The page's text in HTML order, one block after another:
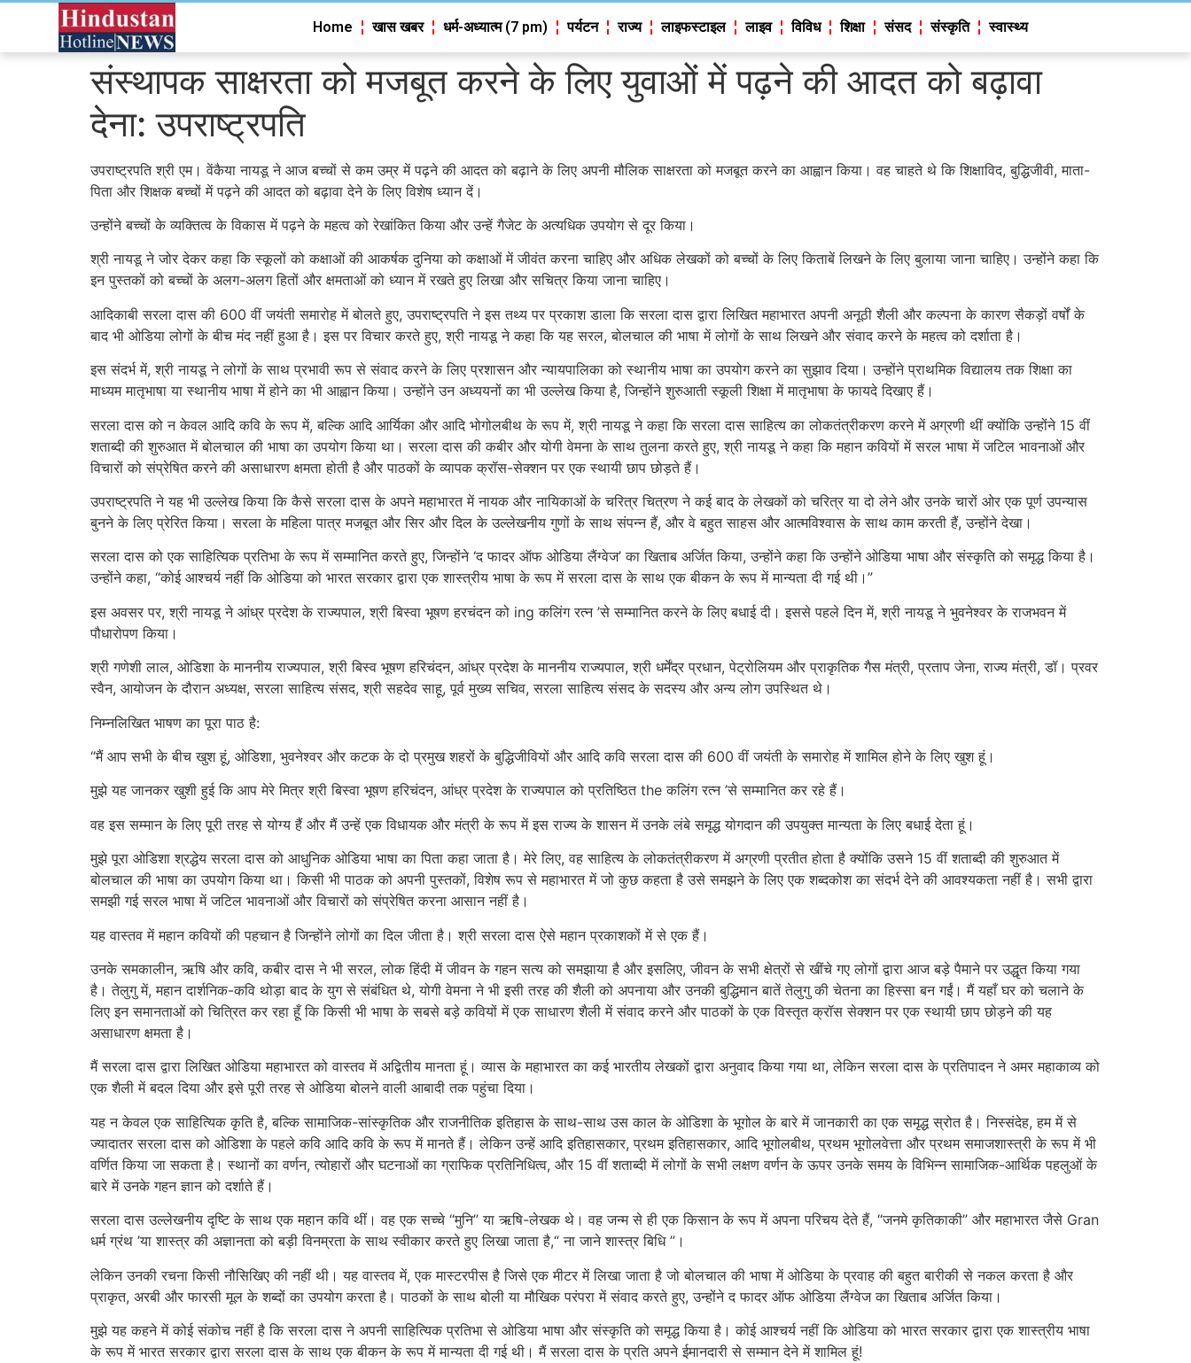
Home खास खबर धर्म-अध्यात्म (7 pm) पर्यटन राज्य लाइफस्टाइल लाइव विविध शिक्षा संसद संस्कृति स्वास्थ्य
संस्थापक साक्षरता को मजबूत करने के लिए युवाओं में पढ़ने की आदत को बढ़ावा
देना: उपराष्ट्रपति
उपराष्ट्रपति श्री एम। वेंकैया नायडू ने आज बच्चों से कम उम्र में पढ़ने की आदत को बढ़ाने के लिए अपनी मौलिक साक्षरता को मजबूत करने का आह्वान किया। वह चाहते थे कि शिक्षाविद, बुद्धिजीवी, माता-
पिता और शिक्षक बच्चों में पढ़ने की आदत को बढ़ावा देने के लिए विशेष ध्यान दें।
उन्होंने बच्चों के व्यक्तित्व के विकास में पढ़ने के महत्व को रेखांकित किया और उन्हें गैजेट के अत्यधिक उपयोग से दूर किया।
श्री नायडू ने जोर देकर कहा कि स्कूलों को कक्षाओं की आकर्षक दुनिया को कक्षाओं में जीवंत करना चाहिए और अधिक लेखकों को बच्चों के लिए किताबें लिखने के लिए बुलाया जाना चाहिए। उन्होंने कहा कि
इन पुस्तकों को बच्चों के अलग-अलग हितों और क्षमताओं को ध्यान में रखते हुए लिखा और सचित्र किया जाना चाहिए।
आदिकाबी सरला दास की 600 वीं जयंती समारोह में बोलते हुए, उपराष्ट्रपति ने इस तथ्य पर प्रकाश डाला कि सरला दास द्वारा लिखित महाभारत अपनी अनूठी शैली और कल्पना के कारण सैकड़ों वर्षों के
बाद भी ओडिया लोगों के बीच मंद नहीं हुआ है। इस पर विचार करते हुए, श्री नायडू ने कहा कि यह सरल, बोलचाल की भाषा में लोगों के साथ लिखने और संवाद करने के महत्व को दर्शाता है।
इस संदर्भ में, श्री नायडू ने लोगों के साथ प्रभावी रूप से संवाद करने के लिए प्रशासन और न्यायपालिका को स्थानीय भाषा का उपयोग करने का सुझाव दिया। उन्होंने प्राथमिक विद्यालय तक शिक्षा का
माध्यम मातृभाषा या स्थानीय भाषा में होने का भी आह्वान किया। उन्होंने उन अध्ययनों का भी उल्लेख किया है, जिन्होंने शुरुआती स्कूली शिक्षा में मातृभाषा के फायदे दिखाए हैं।
सरला दास को न केवल आदि कवि के रूप में, बल्कि आदि आर्यिका और आदि भोगोलबीथ के रूप में, श्री नायडू ने कहा कि सरला दास साहित्य का लोकतंत्रीकरण करने में अग्रणी थीं क्योंकि उन्होंने 15 वीं
शताब्दी की शुरुआत में बोलचाल की भाषा का उपयोग किया था। सरला दास की कबीर और योगी वेमना के साथ तुलना करते हुए, श्री नायडू ने कहा कि महान कवियों में सरल भाषा में जटिल भावनाओं और
विचारों को संप्रेषित करने की असाधारण क्षमता होती है और पाठकों के व्यापक क्रॉस-सेक्शन पर एक स्थायी छाप छोड़ते हैं।
उपराष्ट्रपति ने यह भी उल्लेख किया कि कैसे सरला दास के अपने महाभारत में नायक और नायिकाओं के चरित्र चित्रण ने कई बाद के लेखकों को चरित्र या दो लेने और उनके चारों ओर एक पूर्ण उपन्यास
बुनने के लिए प्रेरित किया। सरला के महिला पात्र मजबूत और सिर और दिल के उल्लेखनीय गुणों के साथ संपन्न हैं, और वे बहुत साहस और आत्मविश्वास के साथ काम करती हैं, उन्होंने देखा।
सरला दास को एक साहित्यिक प्रतिभा के रूप में सम्मानित करते हुए, जिन्होंने ‘द फादर ऑफ ओडिया लैंग्वेज’ का खिताब अर्जित किया, उन्होंने कहा कि उन्होंने ओडिया भाषा और संस्कृति को समृद्ध किया है।
उन्होंने कहा, “कोई आश्चर्य नहीं कि ओडिया को भारत सरकार द्वारा एक शास्त्रीय भाषा के रूप में सरला दास के साथ एक बीकन के रूप में मान्यता दी गई थी।”
इस अवसर पर, श्री नायडू ने आंध्र प्रदेश के राज्यपाल, श्री बिस्वा भूषण हरचंदन को ing कलिंग रत्न ’से सम्मानित करने के लिए बधाई दी। इससे पहले दिन में, श्री नायडू ने भुवनेश्वर के राजभवन में
पौधारोपण किया।
श्री गणेशी लाल, ओडिशा के माननीय राज्यपाल, श्री बिस्व भूषण हरिचंदन, आंध्र प्रदेश के माननीय राज्यपाल, श्री धर्मेंद्र प्रधान, पेट्रोलियम और प्राकृतिक गैस मंत्री, प्रताप जेना, राज्य मंत्री, डॉ। प्रवर
स्वैन, आयोजन के दौरान अध्यक्ष, सरला साहित्य संसद, श्री सहदेव साहू, पूर्व मुख्य सचिव, सरला साहित्य संसद के सदस्य और अन्य लोग उपस्थित थे।
निम्नलिखित भाषण का पूरा पाठ है:
“मैं आप सभी के बीच खुश हूं, ओडिशा, भुवनेश्वर और कटक के दो प्रमुख शहरों के बुद्धिजीवियों और आदि कवि सरला दास की 600 वीं जयंती के समारोह में शामिल होने के लिए खुश हूं।
मुझे यह जानकर खुशी हुई कि आप मेरे मित्र श्री बिस्वा भूषण हरिचंदन, आंध्र प्रदेश के राज्यपाल को प्रतिष्ठित the कलिंग रत्न ’से सम्मानित कर रहे हैं।
वह इस सम्मान के लिए पूरी तरह से योग्य हैं और मैं उन्हें एक विधायक और मंत्री के रूप में इस राज्य के शासन में उनके लंबे समृद्ध योगदान की उपयुक्त मान्यता के लिए बधाई देता हूं।
मुझे पूरा ओडिशा श्रद्धेय सरला दास को आधुनिक ओडिया भाषा का पिता कहा जाता है। मेरे लिए, वह साहित्य के लोकतंत्रीकरण में अग्रणी प्रतीत होता है क्योंकि उसने 15 वीं शताब्दी की शुरुआत में
बोलचाल की भाषा का उपयोग किया था। किसी भी पाठक को अपनी पुस्तकों, विशेष रूप से महाभारत में जो कुछ कहता है उसे समझने के लिए एक शब्दकोश का संदर्भ देने की आवश्यकता नहीं है। सभी द्वारा
समझी गई सरल भाषा में जटिल भावनाओं और विचारों को संप्रेषित करना आसान नहीं है।
यह वास्तव में महान कवियों की पहचान है जिन्होंने लोगों का दिल जीता है। श्री सरला दास ऐसे महान प्रकाशकों में से एक हैं।
उनके समकालीन, ऋषि और कवि, कबीर दास ने भी सरल, लोक हिंदी में जीवन के गहन सत्य को समझाया है और इसलिए, जीवन के सभी क्षेत्रों से खींचे गए लोगों द्वारा आज बड़े पैमाने पर उद्धृत किया गया
है। तेलुगु में, महान दार्शनिक-कवि थोड़ा बाद के युग से संबंधित थे, योगी वेमना ने भी इसी तरह की शैली को अपनाया और उनकी बुद्धिमान बातें तेलुगु की चेतना का हिस्सा बन गईं। मैं यहाँ घर को चलाने के
लिए इन समानताओं को चित्रित कर रहा हूँ कि किसी भी भाषा के सबसे बड़े कवियों में एक साधारण शैली में संवाद करने और पाठकों के एक विस्तृत क्रॉस सेक्शन पर एक स्थायी छाप छोड़ने की यह
असाधारण क्षमता है।
मैं सरला दास द्वारा लिखित ओडिया महाभारत को वास्तव में अद्वितीय मानता हूं। व्यास के महाभारत का कई भारतीय लेखकों द्वारा अनुवाद किया गया था, लेकिन सरला दास के प्रतिपादन ने अमर महाकाव्य को
एक शैली में बदल दिया और इसे पूरी तरह से ओडिया बोलने वाली आबादी तक पहुंचा दिया।
यह न केवल एक साहित्यिक कृति है, बल्कि सामाजिक-सांस्कृतिक और राजनीतिक इतिहास के साथ-साथ उस काल के ओडिशा के भूगोल के बारे में जानकारी का एक समृद्ध स्रोत है। निस्संदेह, हम में से
ज्यादातर सरला दास को ओडिशा के पहले कवि आदि कवि के रूप में मानते हैं। लेकिन उन्हें आदि इतिहासकार, प्रथम इतिहासकार, आदि भूगोलबीथ, प्रथम भूगोलवेत्ता और प्रथम समाजशास्त्री के रूप में भी
वर्णित किया जा सकता है। स्थानों का वर्णन, त्योहारों और घटनाओं का ग्राफिक प्रतिनिधित्व, और 15 वीं शताब्दी में लोगों के सभी लक्षण वर्णन के ऊपर उनके समय के विभिन्न सामाजिक-आर्थिक पहलुओं के
बारे में उनके गहन ज्ञान को दर्शाते हैं।
सरला दास उल्लेखनीय दृष्टि के साथ एक महान कवि थीं। वह एक सच्चे “मुनि” या ऋषि-लेखक थे। वह जन्म से ही एक किसान के रूप में अपना परिचय देते हैं, “जनमे कृतिकाकी” और महाभारत जैसे Gran
धर्म ग्रंथ ’या शास्त्र की अज्ञानता को बड़ी विनम्रता के साथ स्वीकार करते हुए लिखा जाता है,“ ना जाने शास्त्र बिधि ”।
लेकिन उनकी रचना किसी नौसिखिए की नहीं थी। यह वास्तव में, एक मास्टरपीस है जिसे एक मीटर में लिखा जाता है जो बोलचाल की भाषा में ओडिया के प्रवाह की बहुत बारीकी से नकल करता है और
प्राकृत, अरबी और फारसी मूल के शब्दों का उपयोग करता है। पाठकों के साथ बोली या मौखिक परंपरा में संवाद करते हुए, उन्होंने द फादर ऑफ ओडिया लैंग्वेज का खिताब अर्जित किया।
मुझे यह कहने में कोई संकोच नहीं है कि सरला दास ने अपनी साहित्यिक प्रतिभा से ओडिया भाषा और संस्कृति को समृद्ध किया है। कोई आश्चर्य नहीं कि ओडिया को भारत सरकार द्वारा एक शास्त्रीय भाषा
के रूप में भारत सरकार द्वारा सरला दास के साथ एक बीकन के रूप में मान्यता दी गई थी। मैं सरला दास के प्रति अपने ईमानदारी से सम्मान देने में शामिल हूं!